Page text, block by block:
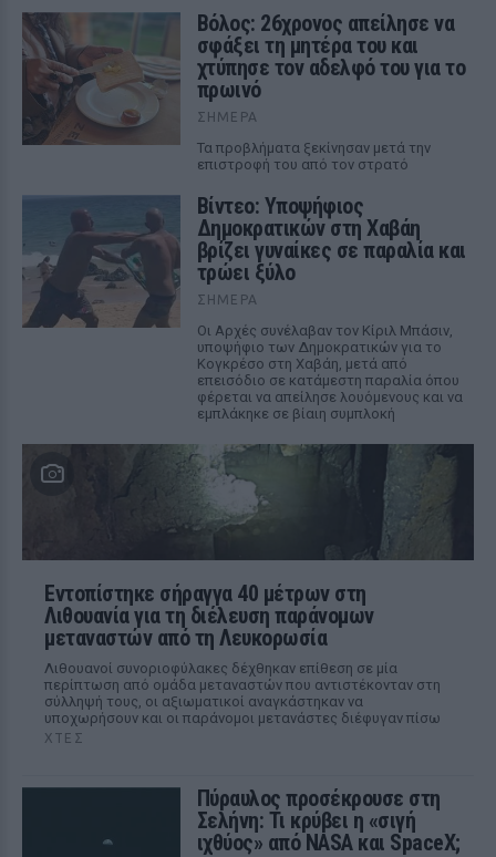
Βόλος: 26χρονος απείλησε να
σφάξει τη μητέρα του και
χτύπησε τον αδελφό του για το
πρωινό
ΣΉΜΕΡΑ
Τα προβλήματα ξεκίνησαν μετά την
επιστροφή του από τον στρατό
Βίντεο: Υποψήφιος
Δημοκρατικών στη Χαβάη
βρίζει γυναίκες σε παραλία και
τρώει ξύλο
ΣΉΜΕΡΑ
Οι Αρχές συνέλαβαν τον Κίριλ Μπάσιν,
υποψήφιο των Δημοκρατικών για το
Κογκρέσο στη Χαβάη, μετά από
επεισόδιο σε κατάμεστη παραλία όπου
φέρεται να απείλησε λουόμενους και να
εμπλάκηκε σε βίαιη συμπλοκή
Εντοπίστηκε σήραγγα 40 μέτρων στη
Λιθουανία για τη διέλευση παράνομων
μεταναστών από τη Λευκορωσία
Λιθουανοί συνοριοφύλακες δέχθηκαν επίθεση σε μία
περίπτωση από ομάδα μεταναστών που αντιστέκονταν στη
σύλληψή τους, οι αξιωματικοί αναγκάστηκαν να
υποχωρήσουν και οι παράνομοι μετανάστες διέφυγαν πίσω
ΧΤΕΣ
Πύραυλος προσέκρουσε στη
Σελήνη: Τι κρύβει η «σιγή
ιχθύος» από NASA και SpaceX;